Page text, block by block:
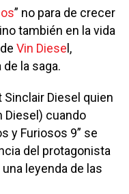
” no para de crecer
también en la vida
Vin Diesel,
la saga.
Diesel quien
Diesel) cuando
y Furiosos 9” se
del protagonista
leyenda de las